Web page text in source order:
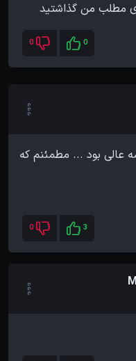
مطلب من گذاشتید
0
0
بود ... مطمئنم که
3
0